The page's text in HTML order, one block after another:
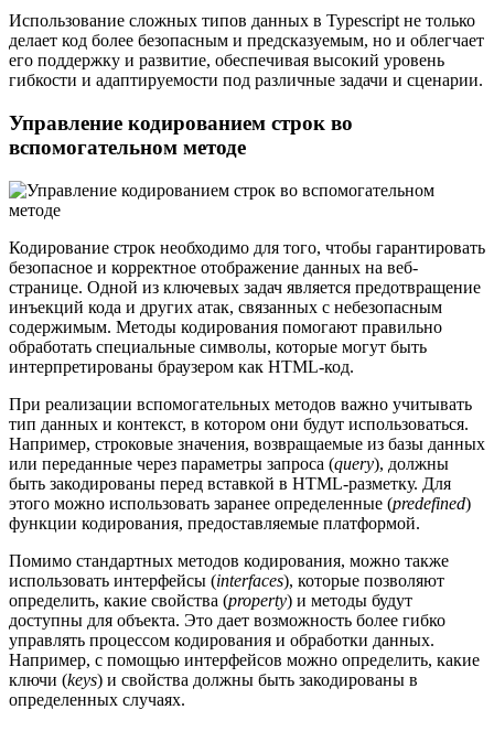
Использование сложных типов данных в Typescript не только
делает код более безопасным и предсказуемым, но и облегчает
его поддержку и развитие, обеспечивая высокий уровень
гибкости и адаптируемости под различные задачи и сценарии.
Управление кодированием строк во
вспомогательном методе
Кодирование строк необходимо для того, чтобы гарантировать
безопасное и корректное отображение данных на веб-
странице. Одной из ключевых задач является предотвращение
инъекций кода и других атак, связанных с небезопасным
содержимым. Методы кодирования помогают правильно
обработать специальные символы, которые могут быть
интерпретированы браузером как HTML-код.
При реализации вспомогательных методов важно учитывать
тип данных и контекст, в котором они будут использоваться.
Например, строковые значения, возвращаемые из базы данных
или переданные через параметры запроса (query), должны
быть закодированы перед вставкой в HTML-разметку. Для
этого можно использовать заранее определенные (predefined)
функции кодирования, предоставляемые платформой.
Помимо стандартных методов кодирования, можно также
использовать интерфейсы (interfaces), которые позволяют
определить, какие свойства (property) и методы будут
доступны для объекта. Это дает возможность более гибко
управлять процессом кодирования и обработки данных.
Например, с помощью интерфейсов можно определить, какие
ключи (keys) и свойства должны быть закодированы в
определенных случаях.